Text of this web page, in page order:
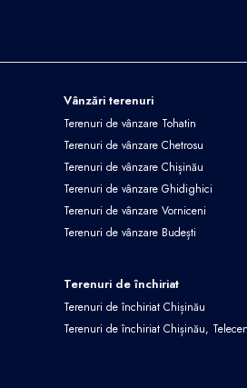
Vânzări terenuri
Terenuri de vânzare Tohatin
Terenuri de vânzare Chetrosu
Terenuri de vânzare Chișinău
Terenuri de vânzare Ghidighici
Terenuri de vânzare Vorniceni
Terenuri de vânzare Budești
Terenuri de închiriat
Terenuri de închiriat Chișinău
Terenuri de închiriat Chișinău,